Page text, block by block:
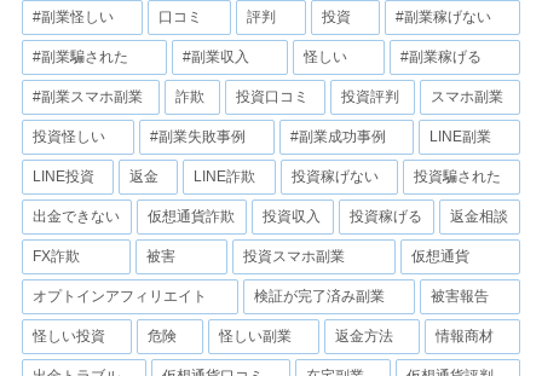
#副業怪しい 口コミ 評判 投資 #副業稼げない
#副業騙された #副業収入 怪しい #副業稼げる
#副業スマホ副業 詐欺 投資口コミ 投資評判 スマホ副業
投資怪しい #副業失敗事例 #副業成功事例 LINE副業
LINE投資 返金 LINE詐欺 投資稼げない 投資騙された
出金できない 仮想通貨詐欺 投資収入 投資稼げる 返金相談
FX詐欺 被害 投資スマホ副業 仮想通貨
オプトインアフィリエイト 検証が完了済み副業 被害報告
怪しい投資 危険 怪しい副業 返金方法 情報商材